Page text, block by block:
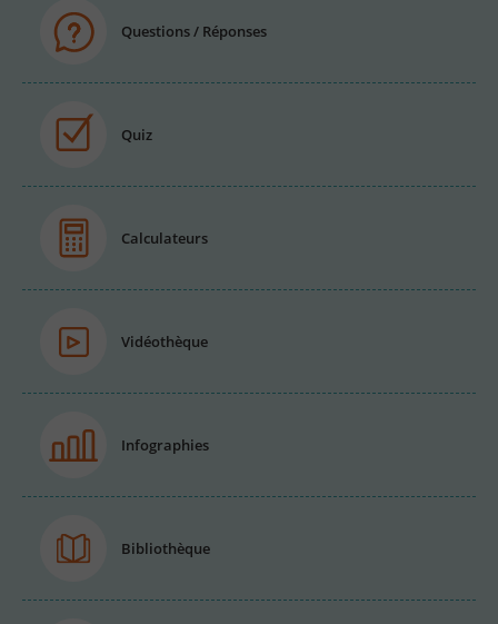
Questions / Réponses
Quiz
Calculateurs
Vidéothèque
Infographies
Bibliothèque